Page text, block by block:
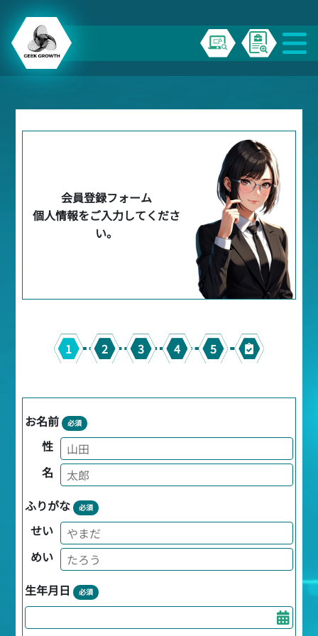
会員登録フォーム
個人情報をご入力してくださ
い。
1 2 3 4 5
お名前 必須
性
名
ふりがな 必須
せい
めい
生年月日 必須